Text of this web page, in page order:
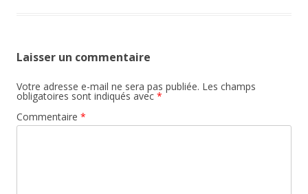
Laisser un commentaire
Votre adresse e-mail ne sera pas publiée. Les champs
obligatoires sont indiqués avec *
Commentaire *